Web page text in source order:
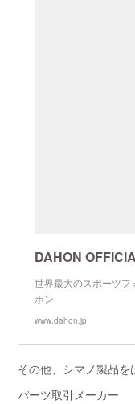
DAHON
世界最大のスポーツ
ホン
www.dahon.jp
その他、シマノ製品を
パーツ取引メーカー